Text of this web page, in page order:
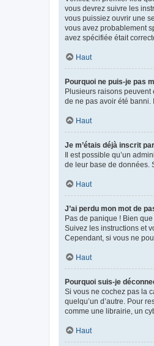
vous devrez suivre les
vous puissiez ouvrir une
vous avez probablement
avez spécifiée était
Haut
Pourquoi ne puis-je pas
Plusieurs raisons peuvent
de ne pas avoir été banni.
Haut
Je m’étais déjà inscrit
Il est possible qu’un
de leur base de données.
Haut
J’ai perdu mon mot de
Pas de panique ! Bien
Suivez les instructions et
Cependant, si vous ne
Haut
Pourquoi suis-je
Si vous ne cochez pas la
quelqu’un d’autre. Pour
comme une librairie, un
Haut